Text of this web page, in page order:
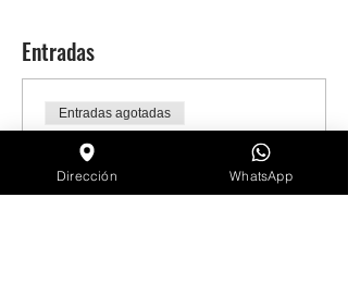
Entradas
Entradas agotadas
Tipo de entrada
Descubre por qué
Dirección WhatsApp